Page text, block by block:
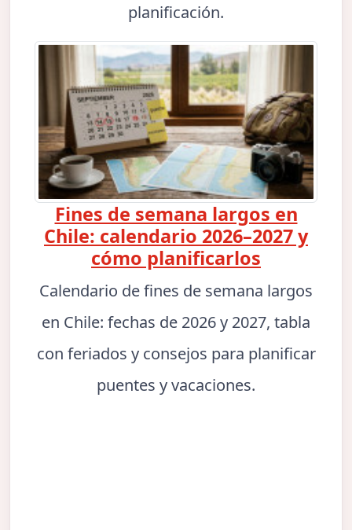
planificación.
Fines de semana largos en
Chile: calendario 2026–2027 y
cómo planificarlos
Calendario de fines de semana largos
en Chile: fechas de 2026 y 2027, tabla
con feriados y consejos para planificar
puentes y vacaciones.